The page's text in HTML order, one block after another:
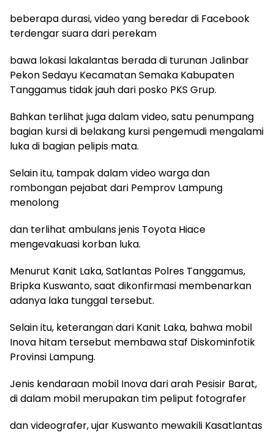
beberapa durasi, video yang beredar di Facebook
terdengar suara dari perekam
bawa lokasi lakalantas berada di turunan Jalinbar
Pekon Sedayu Kecamatan Semaka Kabupaten
Tanggamus tidak jauh dari posko PKS Grup.
Bahkan terlihat juga dalam video, satu penumpang
bagian kursi di belakang kursi pengemudi mengalami
luka di bagian pelipis mata.
Selain itu, tampak dalam video warga dan
rombongan pejabat dari Pemprov Lampung
menolong
dan terlihat ambulans jenis Toyota Hiace
mengevakuasi korban luka.
Menurut Kanit Laka, Satlantas Polres Tanggamus,
Bripka Kuswanto, saat dikonfirmasi membenarkan
adanya laka tunggal tersebut.
Selain itu, keterangan dari Kanit Laka, bahwa mobil
Inova hitam tersebut membawa staf Diskominfotik
Provinsi Lampung.
Jenis kendaraan mobil Inova dari arah Pesisir Barat,
di dalam mobil merupakan tim peliput fotografer
dan videografer, ujar Kuswanto mewakili Kasatlantas